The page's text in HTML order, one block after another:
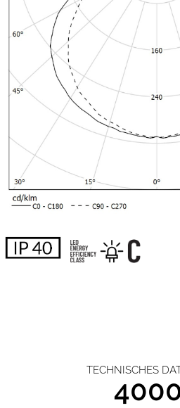
TECHNISCHES